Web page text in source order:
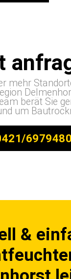
mehr
berät Sie
um
6979480
&